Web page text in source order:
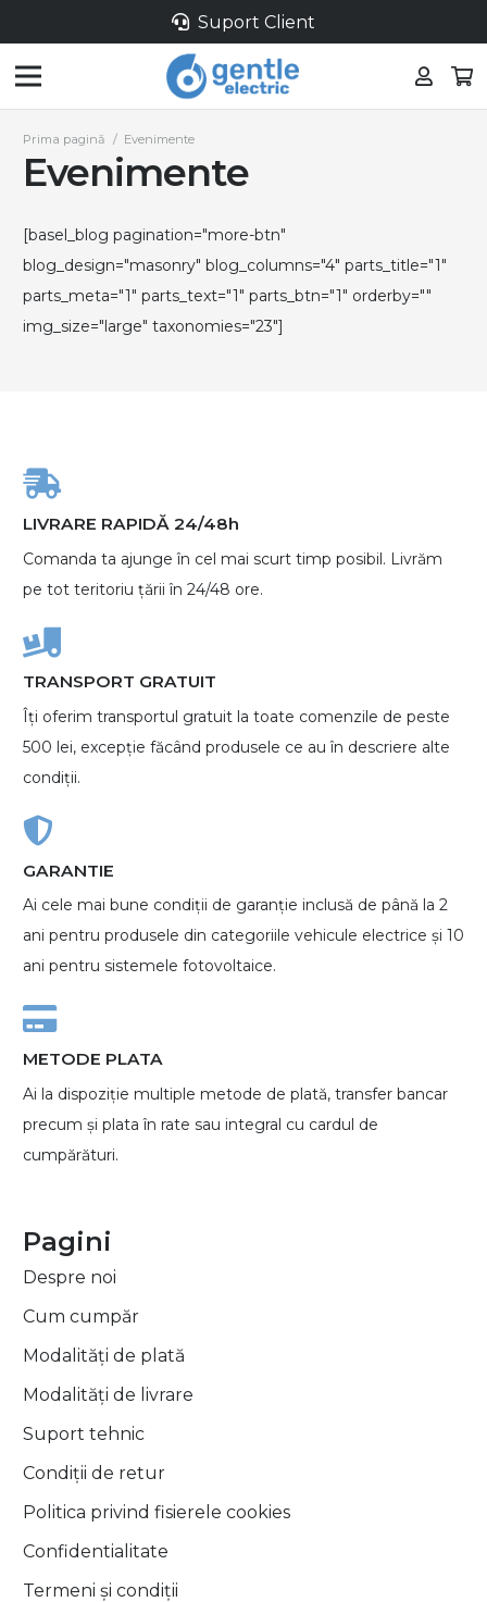
Suport Client
Prima pagină / Evenimente
Evenimente
[basel_blog pagination="more-btn"
blog_design="masonry" blog_columns="4" parts_title="1"
parts_meta="1" parts_text="1" parts_btn="1" orderby=""
img_size="large" taxonomies="23"]
LIVRARE RAPIDĂ 24/48h
Comanda ta ajunge în cel mai scurt timp posibil. Livrăm
pe tot teritoriu țării în 24/48 ore.
TRANSPORT GRATUIT
Îți oferim transportul gratuit la toate comenzile de peste
500 lei, excepție făcând produsele ce au în descriere alte
condiții.
GARANTIE
Ai cele mai bune condiții de garanție inclusă de până la 2
ani pentru produsele din categoriile vehicule electrice și 10
ani pentru sistemele fotovoltaice.
METODE PLATA
Ai la dispoziție multiple metode de plată, transfer bancar
precum și plata în rate sau integral cu cardul de
cumpărături.
Pagini
Despre noi
Cum cumpăr
Modalități de plată
Modalități de livrare
Suport tehnic
Condiții de retur
Politica privind fisierele cookies
Confidentialitate
Termeni și condiții